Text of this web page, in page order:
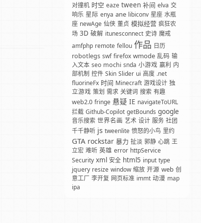
对撞机 时空 eaze tween 补间 elva 交
响乐 星际 enya ane libiconv 星座 水瓶
座 newAge 仙侠 董贞 模拟经营 疯狂农
场 3D 破解 itunesconnect 史诗 魔戒
amfphp remote fellou 作品 日历
robotlegs swf firefox wmode 乱码 输
入文本 seo mochi snda 小游戏 赢利 内
部机制 控件 Skin Slider ui 高度 .net
fluorineFx 时间 Minecraft 游戏设计 独
立游戏 策划 需求 关键词 搜索 有趣
web2.0 fringe 悬疑 IE navigateToURL
拦截 Github-Copilot getBounds google
音乐搜索 世界名画 艺术 设计 服务 社团
千千静听 js tweenlite 愤怒的小鸟 里约
GTA rockstar 暴力 扯淡 郭静 心跳 王
立宏 难听 英雄 error httpService
Security xml 安全 html5 input type
jquery resize window 缩放 开源 web 创
意工厂 李开复 网页标准 immt 动漫 map
ipa